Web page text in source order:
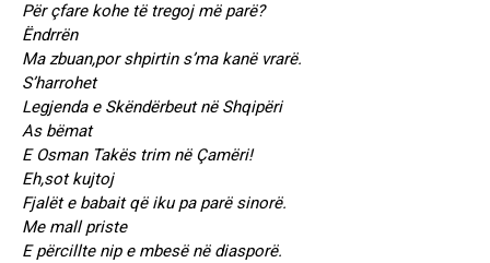
Për çfare kohe të tregoj më parë?
Ëndrrën
Ma zbuan,por shpirtin s’ma kanë vrarë.
S’harrohet
Legjenda e Skëndërbeut në Shqipëri
As bëmat
E Osman Takës trim në Çamëri!
Eh,sot kujtoj
Fjalët e babait që iku pa parë sinorë.
Me mall priste
E përcillte nip e mbesë në diasporë.